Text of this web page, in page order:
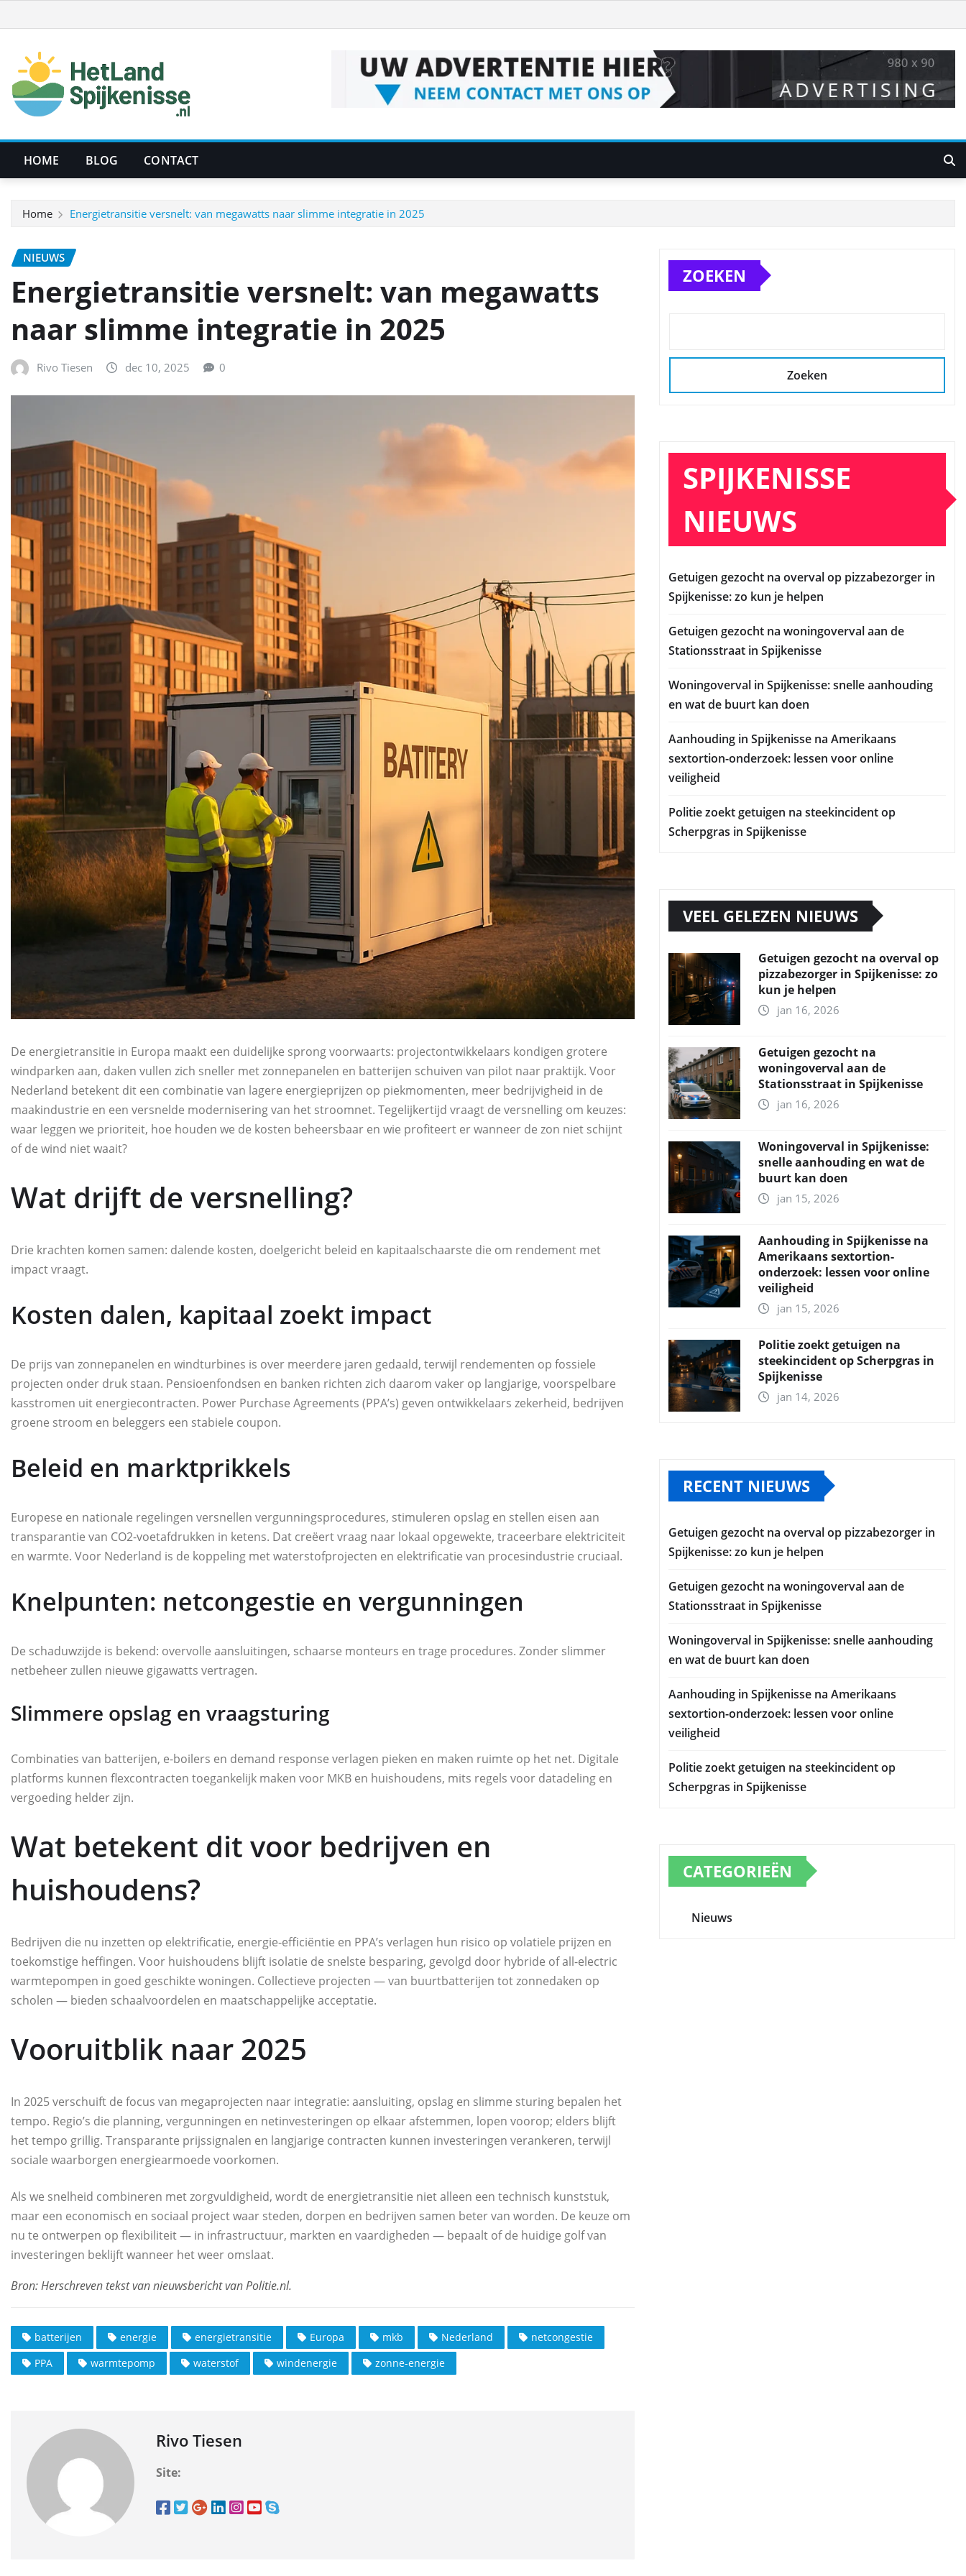
naar
inhoud
HOME BLOG CONTACT
Home Energietransitie versnelt: van megawatts naar slimme integratie in 2025
NIEUWS
Energietransitie versnelt: van megawatts
naar slimme integratie in 2025
Rivo Tiesen dec 10, 2025 0
De energietransitie in Europa maakt een duidelijke sprong voorwaarts: projectontwikkelaars kondigen grotere
windparken aan, daken vullen zich sneller met zonnepanelen en batterijen schuiven van pilot naar praktijk. Voor
Nederland betekent dit een combinatie van lagere energieprijzen op piekmomenten, meer bedrijvigheid in de
maakindustrie en een versnelde modernisering van het stroomnet. Tegelijkertijd vraagt de versnelling om keuzes:
waar leggen we prioriteit, hoe houden we de kosten beheersbaar en wie profiteert er wanneer de zon niet schijnt
of de wind niet waait?
Wat drijft de versnelling?
Drie krachten komen samen: dalende kosten, doelgericht beleid en kapitaalschaarste die om rendement met
impact vraagt.
Kosten dalen, kapitaal zoekt impact
De prijs van zonnepanelen en windturbines is over meerdere jaren gedaald, terwijl rendementen op fossiele
projecten onder druk staan. Pensioenfondsen en banken richten zich daarom vaker op langjarige, voorspelbare
kasstromen uit energiecontracten. Power Purchase Agreements (PPA’s) geven ontwikkelaars zekerheid, bedrijven
groene stroom en beleggers een stabiele coupon.
Beleid en marktprikkels
Europese en nationale regelingen versnellen vergunningsprocedures, stimuleren opslag en stellen eisen aan
transparantie van CO2-voetafdrukken in ketens. Dat creëert vraag naar lokaal opgewekte, traceerbare elektriciteit
en warmte. Voor Nederland is de koppeling met waterstofprojecten en elektrificatie van procesindustrie cruciaal.
Knelpunten: netcongestie en vergunningen
De schaduwzijde is bekend: overvolle aansluitingen, schaarse monteurs en trage procedures. Zonder slimmer
netbeheer zullen nieuwe gigawatts vertragen.
Slimmere opslag en vraagsturing
Combinaties van batterijen, e-boilers en demand response verlagen pieken en maken ruimte op het net. Digitale
platforms kunnen flexcontracten toegankelijk maken voor MKB en huishoudens, mits regels voor datadeling en
vergoeding helder zijn.
Wat betekent dit voor bedrijven en
huishoudens?
Bedrijven die nu inzetten op elektrificatie, energie-efficiëntie en PPA’s verlagen hun risico op volatiele prijzen en
toekomstige heffingen. Voor huishoudens blijft isolatie de snelste besparing, gevolgd door hybride of all-electric
warmtepompen in goed geschikte woningen. Collectieve projecten — van buurtbatterijen tot zonnedaken op
scholen — bieden schaalvoordelen en maatschappelijke acceptatie.
Vooruitblik naar 2025
In 2025 verschuift de focus van megaprojecten naar integratie: aansluiting, opslag en slimme sturing bepalen het
tempo. Regio’s die planning, vergunningen en netinvesteringen op elkaar afstemmen, lopen voorop; elders blijft
het tempo grillig. Transparante prijssignalen en langjarige contracten kunnen investeringen verankeren, terwijl
sociale waarborgen energiearmoede voorkomen.
Als we snelheid combineren met zorgvuldigheid, wordt de energietransitie niet alleen een technisch kunststuk,
maar een economisch en sociaal project waar steden, dorpen en bedrijven samen beter van worden. De keuze om
nu te ontwerpen op flexibiliteit — in infrastructuur, markten en vaardigheden — bepaalt of de huidige golf van
investeringen beklijft wanneer het weer omslaat.
batterijen energie energietransitie Europa mkb Nederland
netcongestie
PPA
warmtepomp waterstof windenergie zonne-energie
Rivo Tiesen
Site:
ZOEKEN
Zoeken
SPIJKENISSE
NIEUWS
Getuigen gezocht na overval op pizzabezorger in
Spijkenisse: zo kun je helpen
Getuigen gezocht na woningoverval aan de
Stationsstraat in Spijkenisse
Woningoverval in Spijkenisse: snelle aanhouding
en wat de buurt kan doen
Aanhouding in Spijkenisse na Amerikaans
sextortion-onderzoek: lessen voor online
veiligheid
Politie zoekt getuigen na steekincident op
Scherpgras in Spijkenisse
VEEL GELEZEN NIEUWS
Getuigen gezocht na overval op
pizzabezorger in Spijkenisse: zo
kun je helpen
jan 16, 2026
Getuigen gezocht na
woningoverval aan de
Stationsstraat in Spijkenisse
jan 16, 2026
Woningoverval in Spijkenisse:
snelle aanhouding en wat de
buurt kan doen
jan 15, 2026
Aanhouding in Spijkenisse na
Amerikaans sextortion-
onderzoek: lessen voor online
veiligheid
jan 15, 2026
Politie zoekt getuigen na
steekincident op Scherpgras in
Spijkenisse
jan 14, 2026
RECENT NIEUWS
Getuigen gezocht na overval op pizzabezorger in
Spijkenisse: zo kun je helpen
Getuigen gezocht na woningoverval aan de
Stationsstraat in Spijkenisse
Woningoverval in Spijkenisse: snelle aanhouding
en wat de buurt kan doen
Aanhouding in Spijkenisse na Amerikaans
sextortion-onderzoek: lessen voor online
veiligheid
Politie zoekt getuigen na steekincident op
Scherpgras in Spijkenisse
CATEGORIEËN
Nieuws